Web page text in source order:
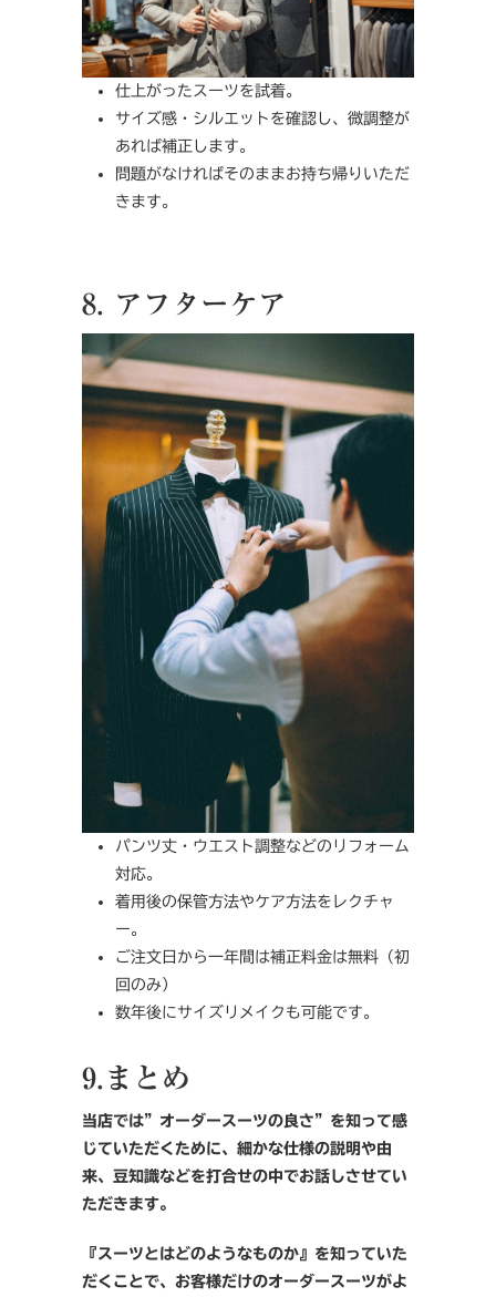
仕上がったスーツを試着。
サイズ感・シルエットを確認し、微調整が
あれば補正します。
問題がなければそのままお持ち帰りいただ
きます。
8. アフターケア
パンツ丈・ウエスト調整などのリフォーム
対応。
着用後の保管方法やケア方法をレクチャ
ー。
ご注文日から一年間は補正料金は無料（初
回のみ）
数年後にサイズリメイクも可能です。
9.まとめ
当店では”オーダースーツの良さ”を知って感
じていただくために、細かな仕様の説明や由
来、豆知識などを打合せの中でお話しさせてい
ただきます。
『スーツとはどのようなものか』を知っていた
だくことで、お客様だけのオーダースーツがよ